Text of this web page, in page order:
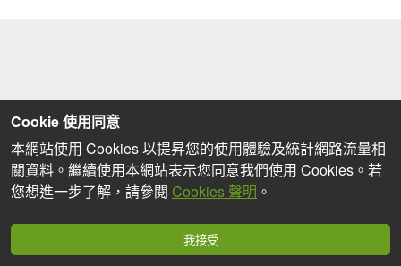
Cookie 使用同意
本網站使用 Cookies 以提昇您的使用體驗及統計網路流量相
關資料。繼續使用本網站表示您同意我們使用 Cookies。若
您想進一步了解，請參閱 Cookies 聲明 。
我接受